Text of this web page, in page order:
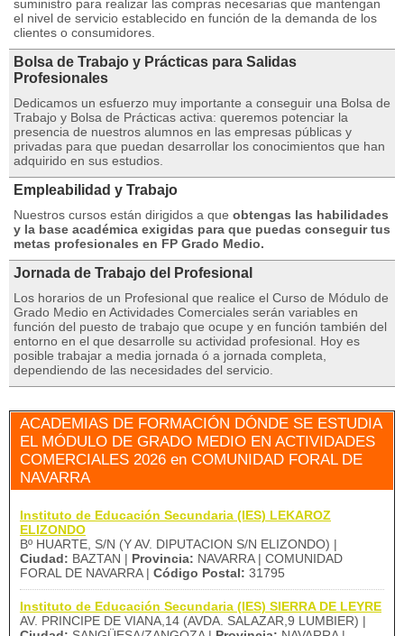
suministro para realizar las compras necesarias que mantengan
el nivel de servicio establecido en función de la demanda de los
clientes o consumidores.
Bolsa de Trabajo y Prácticas para Salidas
Profesionales
Dedicamos un esfuerzo muy importante a conseguir una Bolsa de
Trabajo y Bolsa de Prácticas activa: queremos potenciar la
presencia de nuestros alumnos en las empresas públicas y
privadas para que puedan desarrollar los conocimientos que han
adquirido en sus estudios.
Empleabilidad y Trabajo
Nuestros cursos están dirigidos a que obtengas las habilidades
y la base académica exigidas para que puedas conseguir tus
metas profesionales en FP Grado Medio.
Jornada de Trabajo del Profesional
Los horarios de un Profesional que realice el Curso de Módulo de
Grado Medio en Actividades Comerciales serán variables en
función del puesto de trabajo que ocupe y en función también del
entorno en el que desarrolle su actividad profesional. Hoy es
posible trabajar a media jornada ó a jornada completa,
dependiendo de las necesidades del servicio.
ACADEMIAS DE FORMACIÓN DÓNDE SE ESTUDIA
EL MÓDULO DE GRADO MEDIO EN ACTIVIDADES
COMERCIALES 2026 en COMUNIDAD FORAL DE
NAVARRA
Instituto de Educación Secundaria (IES) LEKAROZ
ELIZONDO
Bº HUARTE, S/N (Y AV. DIPUTACION S/N ELIZONDO) |
Ciudad: BAZTAN | Provincia: NAVARRA | COMUNIDAD
FORAL DE NAVARRA | Código Postal: 31795
Instituto de Educación Secundaria (IES) SIERRA DE LEYRE
AV. PRINCIPE DE VIANA,14 (AVDA. SALAZAR,9 LUMBIER) |